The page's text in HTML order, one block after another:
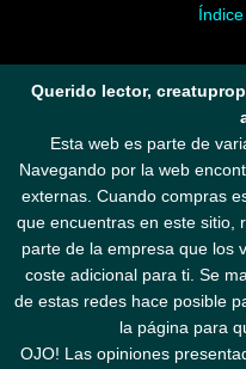
Querido lector,
Esta web es parte de
Navegando por la web
externas. Cuando compras
que encuentras en este sitio,
parte de la empresa que los
coste adicional para ti. Se
de estas redes hace posible
la página para
OJO! Las opiniones